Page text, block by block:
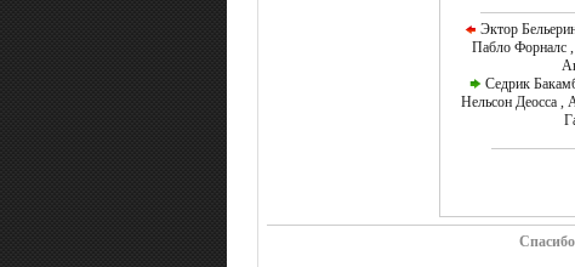
Эктор
Пабло Форналс
Седрик
Нельсон Деосса ,